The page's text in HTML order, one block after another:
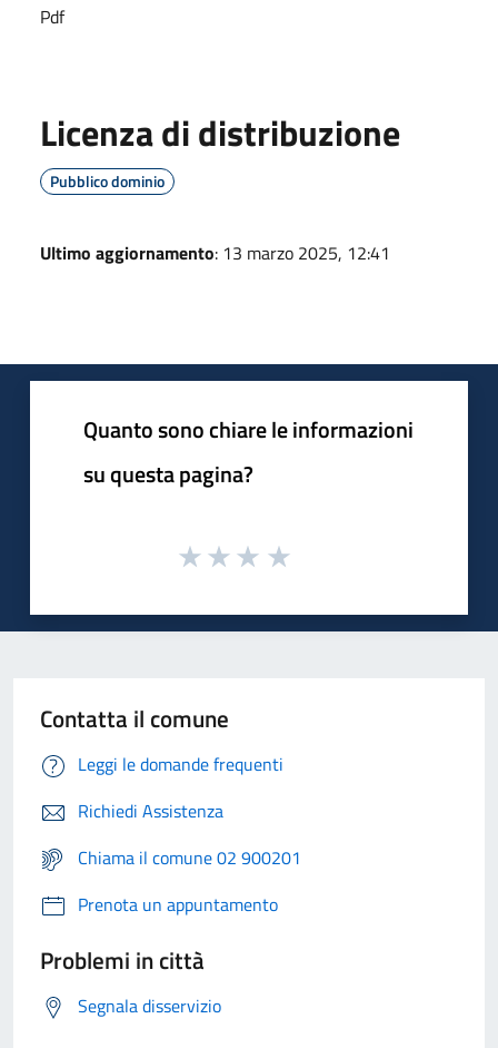
Pdf
Licenza di distribuzione
Pubblico dominio
Ultimo aggiornamento: 13 marzo 2025, 12:41
Quanto sono chiare le informazioni
su questa pagina?
Contatta il comune
Leggi le domande frequenti
Richiedi Assistenza
Chiama il comune 02 900201
Prenota un appuntamento
Problemi in città
Segnala disservizio